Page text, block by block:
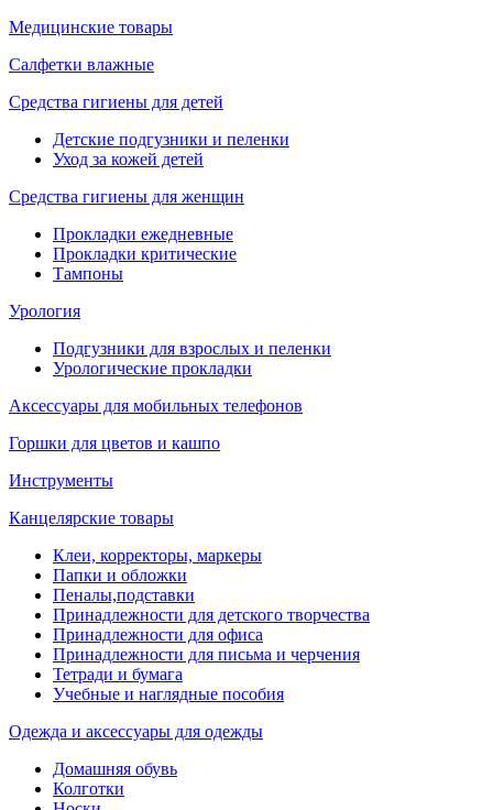
Медицинские товары
Салфетки влажные
Средства гигиены для детей
Детские подгузники и пеленки
Уход за кожей детей
Средства гигиены для женщин
Прокладки ежедневные
Прокладки критические
Тампоны
Урология
Подгузники для взрослых и пеленки
Урологические прокладки
Аксессуары для мобильных телефонов
Горшки для цветов и кашпо
Инструменты
Канцелярские товары
Клеи, корректоры, маркеры
Папки и обложки
Пеналы,подставки
Принадлежности для детского творчества
Принадлежности для офиса
Принадлежности для письма и черчения
Тетради и бумага
Учебные и наглядные пособия
Одежда и аксессуары для одежды
Домашняя обувь
Колготки